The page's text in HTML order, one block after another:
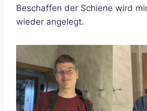
Beschaffen der Schiene wird
wieder angelegt.